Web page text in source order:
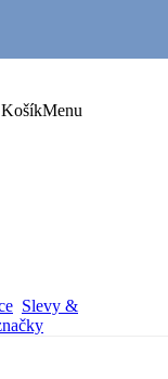
KošíkMenu
Slevy &